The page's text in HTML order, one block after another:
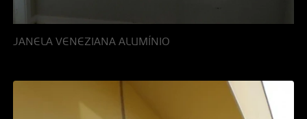
JANELA VENEZIANA ALUMÍNIO